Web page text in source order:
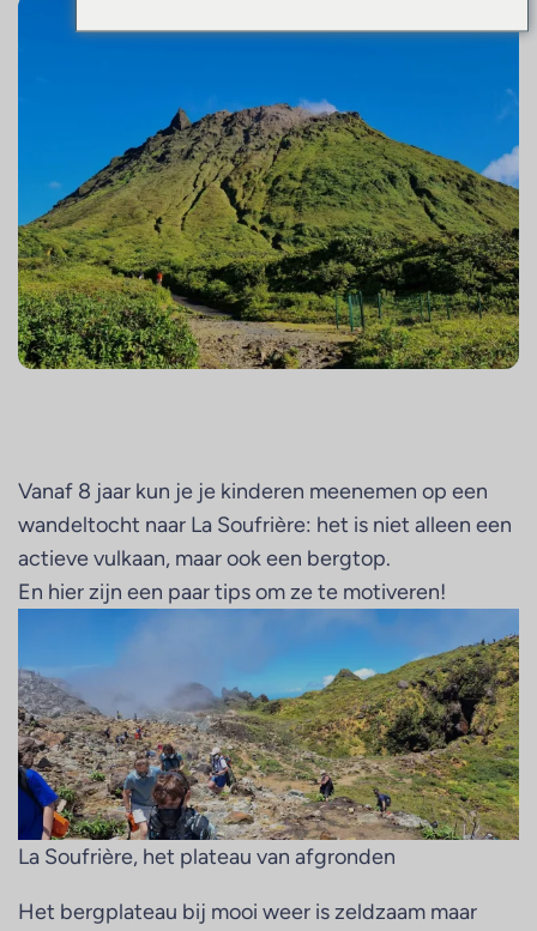
Vanaf 8 jaar kun je je kinderen meenemen op een
wandeltocht naar La Soufrière: het is niet alleen een
actieve vulkaan, maar ook een bergtop.
En hier zijn een paar tips om ze te motiveren!
La Soufrière, het plateau van afgronden
Het bergplateau bij mooi weer is zeldzaam maar